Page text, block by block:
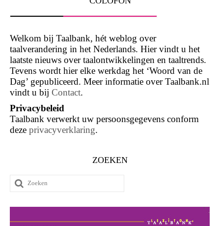
Welkom bij Taalbank, hét weblog over
taalverandering in het Nederlands. Hier vindt u het
laatste nieuws over taalontwikkelingen en taaltrends.
Tevens wordt hier elke werkdag het ‘Woord van de
Dag’ gepubliceerd. Meer informatie over Taalbank.nl
vindt u bij Contact.
Privacybeleid
Taalbank verwerkt uw persoonsgegevens conform
deze privacyverklaring.
ZOEKEN
Zoeken
naar: